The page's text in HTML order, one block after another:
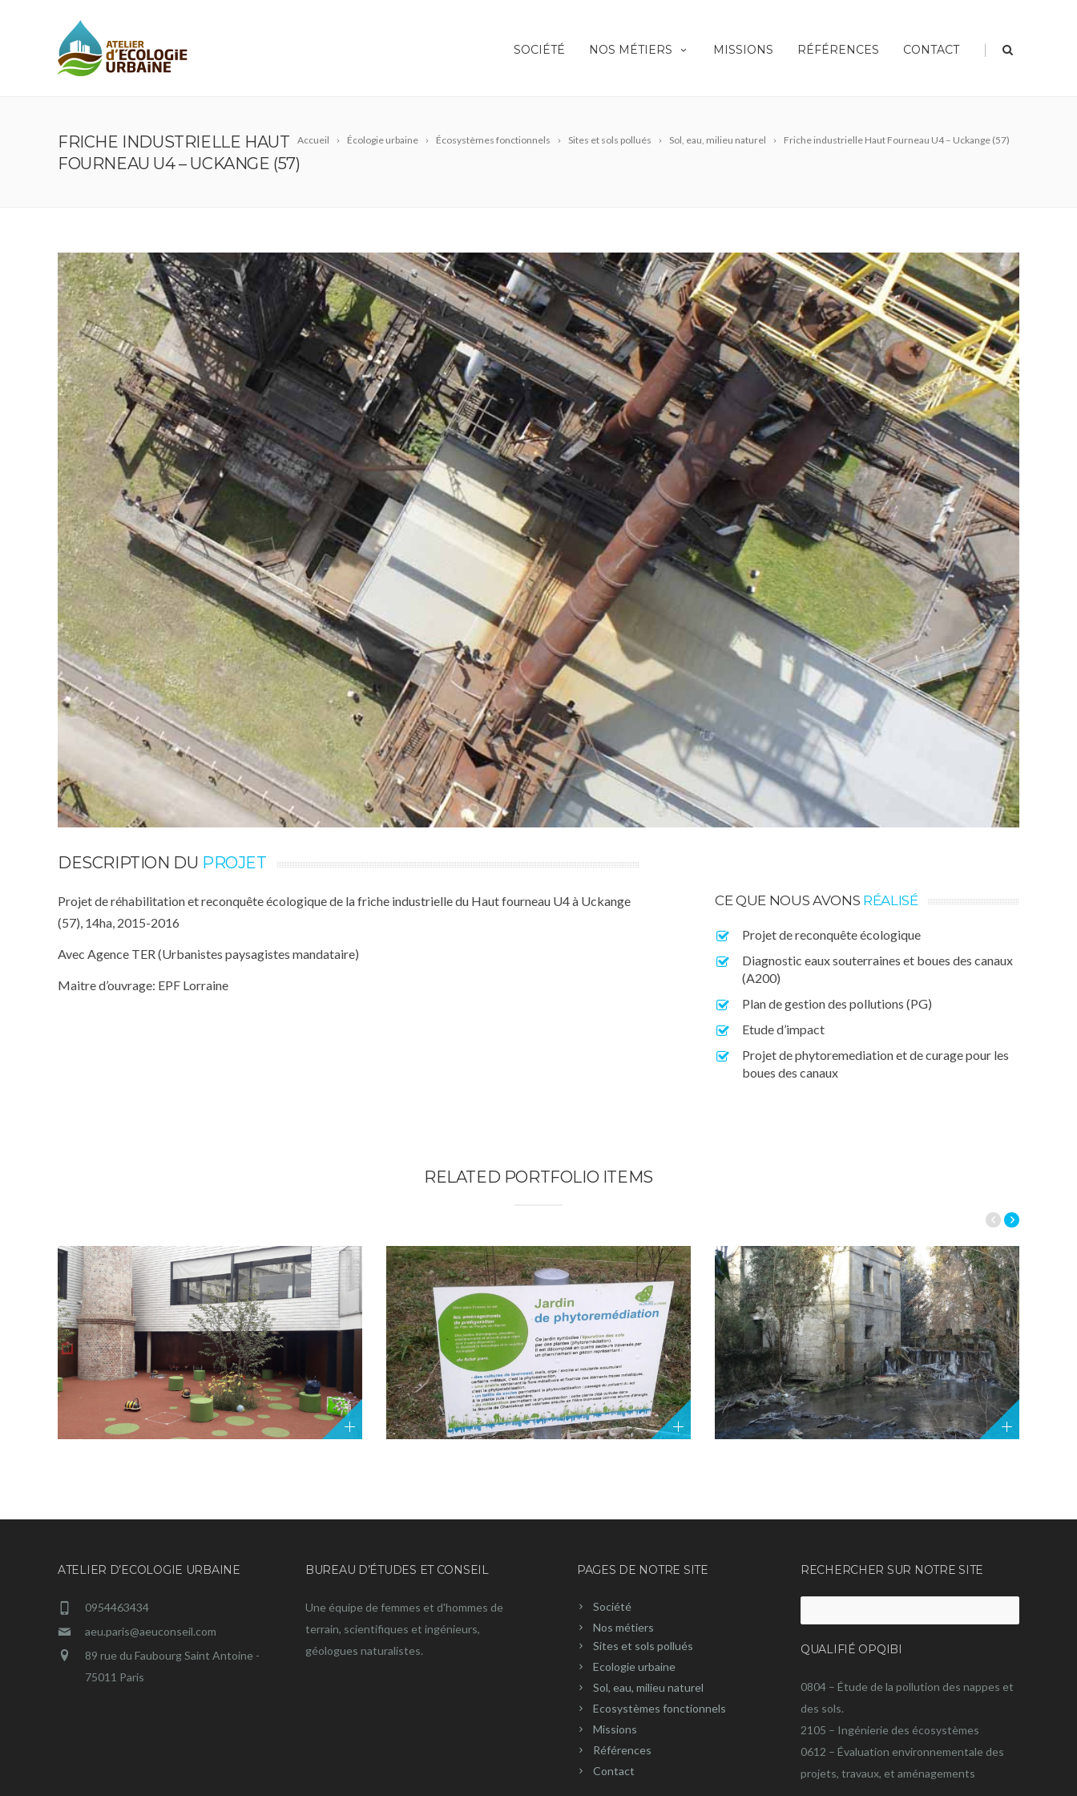
SOCIÉTÉ NOS MÉTIERS MISSIONS RÉFÉRENCES CONTACT |
Accueil Écologie urbaine Écosystèmes fonctionnels Sites et sols pollués Sol, eau, milieu naturel Friche industrielle Haut Fourneau U4 – Uckange (57)
FRICHE INDUSTRIELLE HAUT
FOURNEAU U4 – UCKANGE (57)
DESCRIPTION DU PROJET
Projet de réhabilitation et reconquête écologique de la friche industrielle du Haut fourneau U4 à Uckange
(57), 14ha, 2015-2016
Avec Agence TER (Urbanistes paysagistes mandataire)
Maitre d’ouvrage: EPF Lorraine
CE QUE NOUS AVONS RÉALISÉ
Projet de reconquête écologique
Diagnostic eaux souterraines et boues des canaux
(A200)
Plan de gestion des pollutions (PG)
Etude d’impact
Projet de phytoremediation et de curage pour les
boues des canaux
RELATED PORTFOLIO ITEMS
ATELIER D’ECOLOGIE URBAINE
0954463434
aeu.paris@aeuconseil.com
89 rue du Faubourg Saint Antoine -
75011 Paris
BUREAU D’ÉTUDES ET CONSEIL
Une équipe de femmes et d'hommes de
terrain, scientifiques et ingénieurs,
géologues naturalistes.
PAGES DE NOTRE SITE
Société
Nos métiers
Sites et sols pollués
Ecologie urbaine
Sol, eau, milieu naturel
Ecosystèmes fonctionnels
Missions
Références
Contact
RECHERCHER SUR NOTRE SITE
QUALIFIÉ OPQIBI
0804 – Étude de la pollution des nappes et
des sols.
2105 – Ingénierie des écosystèmes
0612 – Évaluation environnementale des
projets, travaux, et aménagements